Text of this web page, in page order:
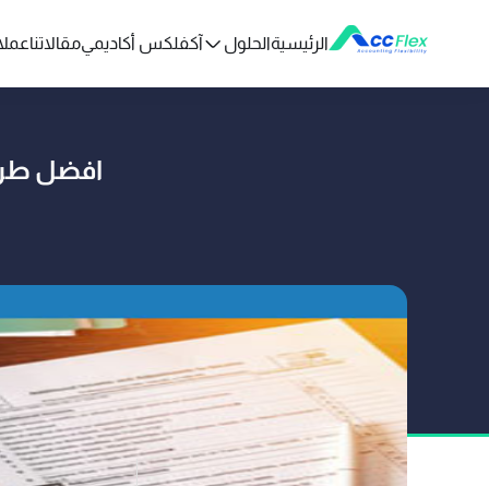
مقالاتناآكفلكس أكاديمي الحلولالرئيسية
افضل
تم النشر